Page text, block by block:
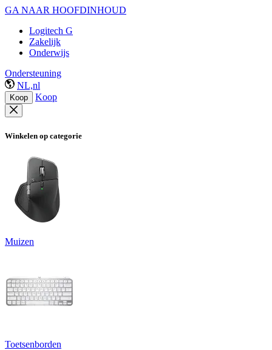
GA NAAR HOOFDINHOUD
Logitech G
Zakelijk
Onderwijs
Ondersteuning
NL,nl
Koop Koop
Winkelen op categorie
Muizen
Toetsenborden